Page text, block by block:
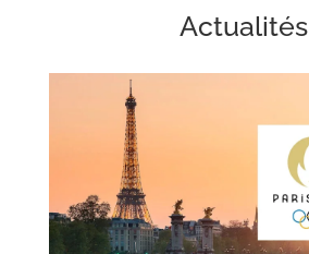
Actualités